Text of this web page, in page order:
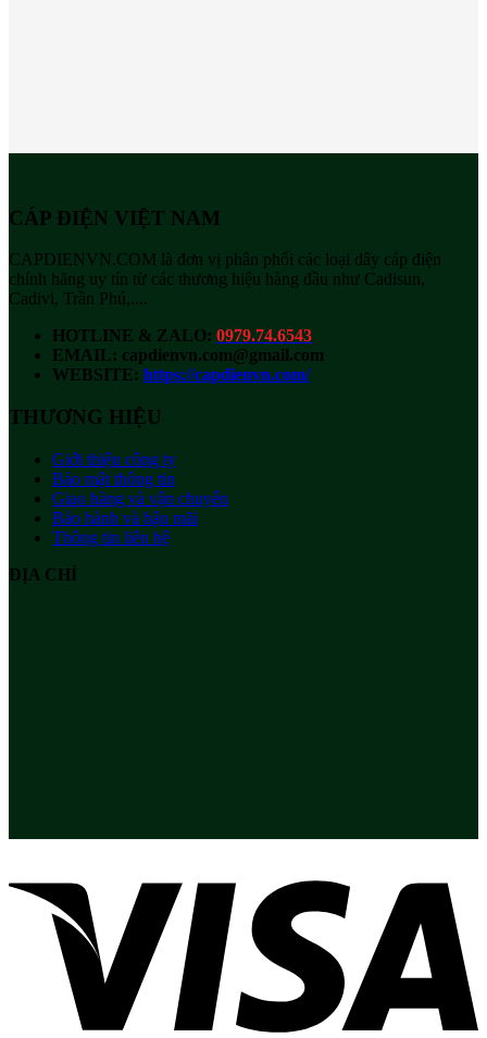
CÁP ĐIỆN VIỆT NAM
CAPDIENVN.COM là đơn vị phân phối các loại dây cáp điện
chính hãng uy tín từ các thương hiệu hàng đầu như Cadisun,
Cadivi, Trần Phú,....
HOTLINE & ZALO: 0979.74.6543
EMAIL: capdienvn.com@gmail.com
WEBSITE: https://capdienvn.com/
THƯƠNG HIỆU
Giới thiệu công ty
Bảo mật thông tin
Giao hàng và vận chuyển
Bảo hành và hậu mãi
Thông tin liên hệ
ĐỊA CHỈ